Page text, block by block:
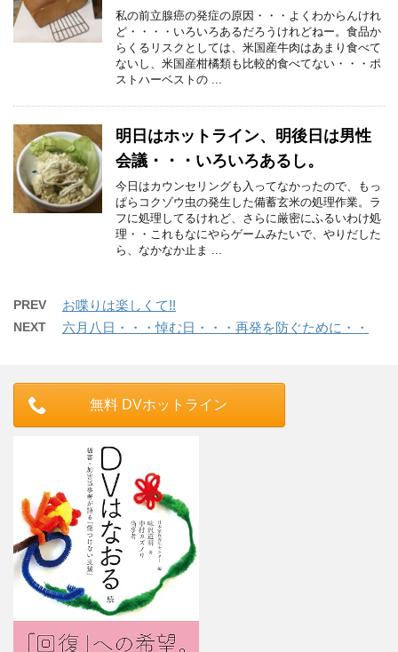
私の前立腺癌の発症の原因・・・よくわからんけれ
ど・・・・いろいろあるだろうけれどねー。食品か
らくるリスクとしては、米国産牛肉はあまり食べて
ないし、米国産柑橘類も比較的食べてない・・・ポ
ストハーベストの ...
明日はホットライン、明後日は男性
会議・・・いろいろあるし。
今日はカウンセリングも入ってなかったので、もっ
ぱらコクゾウ虫の発生した備蓄玄米の処理作業。ラ
フに処理してるけれど、さらに厳密にふるいわけ処
理・・これもなにやらゲームみたいで、やりだした
ら、なかなか止ま ...
PREV お喋りは楽しくて!!
NEXT 六月八日・・・悼む日・・・再発を防ぐために・・
無料 DVホットライン